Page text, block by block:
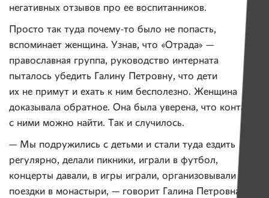
негативных отзывов про ее воспитанников.
Просто так туда почему-то было не попасть,
вспоминает женщина. Узнав, что «Отрада» —
православная группа, руководство интерната
пыталось убедить Галину Петровну, что дети
их не примут и ехать к ним бесполезно. Женщина
доказывала обратное. Она была уверена, что контакт
с ними можно найти. Так и случилось.
— Мы подружились с детьми и стали туда ездить
регулярно, делали пикники, играли в футбол,
концерты давали, в игры играли, организовывали
поездки в монастыри, — говорит Галина Петровна.